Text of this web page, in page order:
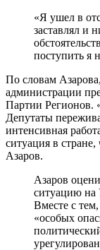
«Я ушел в
заставлял и
поступить я
По словам
администрации
Партии Регионов.
Депутаты
интенсивная
ситуация в
Азаров.
Азаров
ситуацию на
Вместе с
«особых